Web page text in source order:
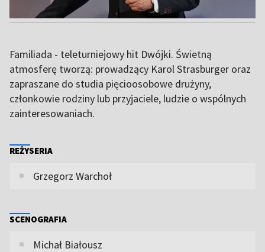
Familiada - teleturniejowy hit Dwójki. Świetną
atmosferę tworzą: prowadzący Karol Strasburger oraz
zapraszane do studia pięcioosobowe drużyny,
członkowie rodziny lub przyjaciele, ludzie o wspólnych
zainteresowaniach.
REŻYSERIA
Grzegorz Warchoł
SCENOGRAFIA
Michał Białousz